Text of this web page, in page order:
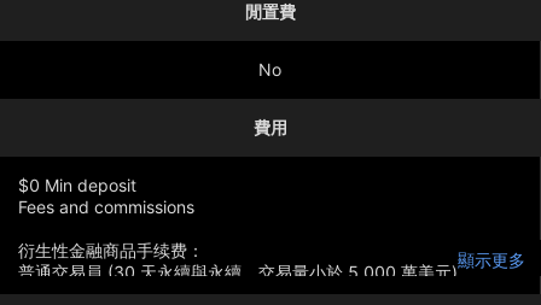
閒置費
No
費用
$0 Min deposit
Fees and commissions
衍生性金融商品手续费：
普通交易員 (30 天永續與永續，交易量小於 5,000 萬美元)
掛單：0.015% 至 0.020%
顯示更多